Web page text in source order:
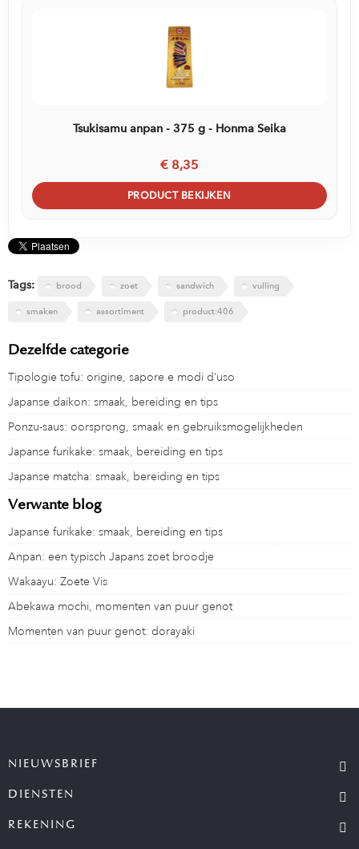
Tsukisamu anpan - 375 g - Honma Seika
€ 8,35
PRODUCT BEKIJKEN
Tags: brood zoet sandwich vulling
smaken assortiment product:406
Dezelfde categorie
Tipologie tofu: origine, sapore e modi d’uso
Japanse daikon: smaak, bereiding en tips
Ponzu-saus: oorsprong, smaak en gebruiksmogelijkheden
Japanse furikake: smaak, bereiding en tips
Japanse matcha: smaak, bereiding en tips
Verwante blog
Japanse furikake: smaak, bereiding en tips
Anpan: een typisch Japans zoet broodje
Wakaayu: Zoete Vis
Abekawa mochi, momenten van puur genot
Momenten van puur genot: dorayaki
NIEUWSBRIEF
DIENSTEN
REKENING